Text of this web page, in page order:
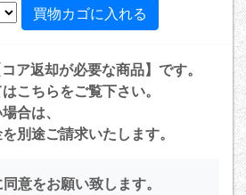
ア返却が必要な商品】です。
はこちらをご覧下さい。
合は、
別途ご請求いたします。
意をお願い致します。